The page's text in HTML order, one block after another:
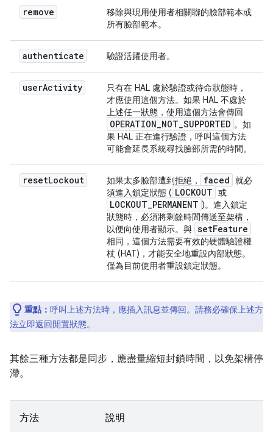
remove
移除與現用使用者相關聯的臉部範本或
所有臉部範本。
authenticate 驗證活躍使用者。
userActivity
只有在 HAL 處於驗證或待命狀態時，
才應使用這個方法。如果 HAL 不處於
上述任一狀態，使用這個方法會傳回
OPERATION_NOT_SUPPORTED 。如
果 HAL 正在進行驗證，呼叫這個方法
可能會延長系統尋找臉部所需的時間。
resetLockout 如果太多臉部遭到拒絕， faced 就必
須進入鎖定狀態 ( LOCKOUT 或
LOCKOUT_PERMANENT )。進入鎖定
狀態時，必須將剩餘時間傳送至架構，
以便向使用者顯示。與 setFeature
相同，這個方法需要有效的硬體驗證權
杖 (HAT)，才能安全地重設內部狀態。
僅為目前使用者重設鎖定狀態。
重點： 呼叫上述方法時，應插入訊息並傳回。請務必確保上述方
法立即返回閒置狀態。
其餘三種方法都是同步，應盡量縮短封鎖時間，以免架構停
滯。
方法 說明